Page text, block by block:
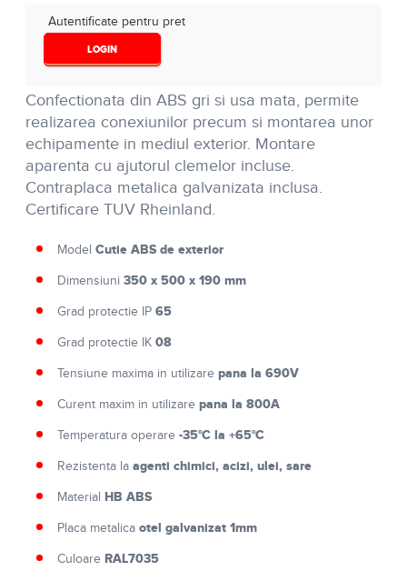
Autentificate pentru pret
LOGIN
Confectionata din ABS gri si usa mata, permite
realizarea conexiunilor precum si montarea unor
echipamente in mediul exterior. Montare
aparenta cu ajutorul clemelor incluse.
Contraplaca metalica galvanizata inclusa.
Certificare TUV Rheinland.
Model Cutie ABS de exterior
Dimensiuni 350 x 500 x 190 mm
Grad protectie IP 65
Grad protectie IK 08
Tensiune maxima in utilizare pana la 690V
Curent maxim in utilizare pana la 800A
Temperatura operare -35°C la +65°C
Rezistenta la agenti chimici, acizi, ulei, sare
Material HB ABS
Placa metalica otel galvanizat 1mm
Culoare RAL7035